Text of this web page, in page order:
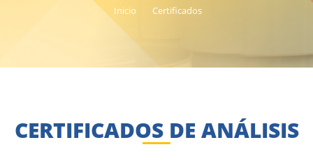
Inicio Certificados
CERTIFICADOS DE ANÁLISIS